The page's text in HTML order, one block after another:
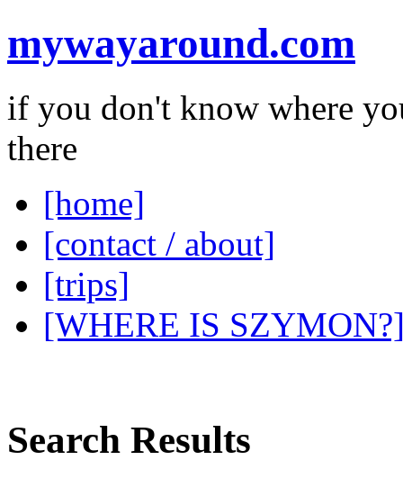
mywayaround.com
if you don't know where
there
[home]
[contact / about]
[trips]
[WHERE IS
Search Results